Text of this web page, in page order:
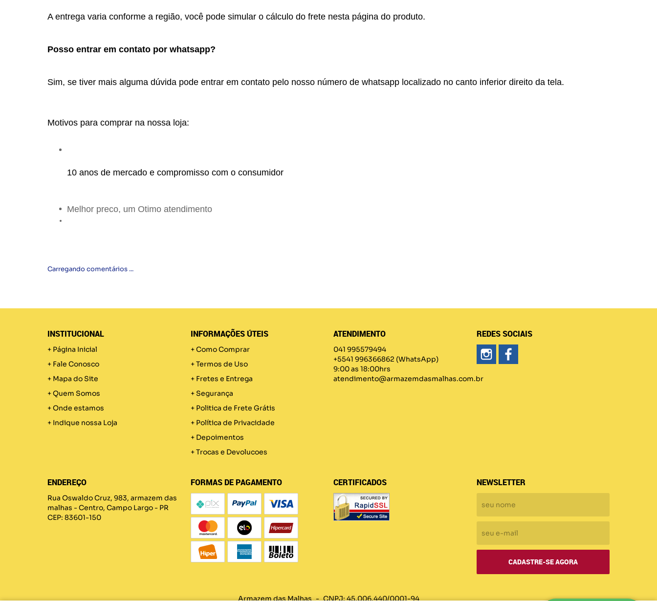
A entrega varia conforme a região, você pode simular o cálculo do frete nesta página do produto.
Posso entrar em contato por whatsapp?
Sim, se tiver mais alguma dúvida pode entrar em contato pelo nosso número de whatsapp localizado no canto inferior direito da tela.
Motivos para comprar na nossa loja:
10 anos de mercado e compromisso com o consumidor
Melhor preco, um Otimo atendimento
Carregando comentários ...
INSTITUCIONAL
Página Inicial
Fale Conosco
Mapa do Site
Quem Somos
Onde estamos
Indique nossa Loja
INFORMAÇÕES ÚTEIS
Como Comprar
Termos de Uso
Fretes e Entrega
Segurança
Politica de Frete Grátis
Política de Privacidade
Depoimentos
Trocas e Devolucoes
ATENDIMENTO
041 995579494
+5541 996366862 (WhatsApp)
9:00 as 18:00hrs
atendimento@armazemdasmalhas.com.br
REDES SOCIAIS
ENDEREÇO
Rua Oswaldo Cruz, 983, armazem das
malhas - Centro, Campo Largo - PR
CEP: 83601-150
FORMAS DE PAGAMENTO CERTIFICADOS NEWSLETTER
CADASTRE-SE AGORA
Armazem das Malhas CNPJ: 45.006.440/0001-94